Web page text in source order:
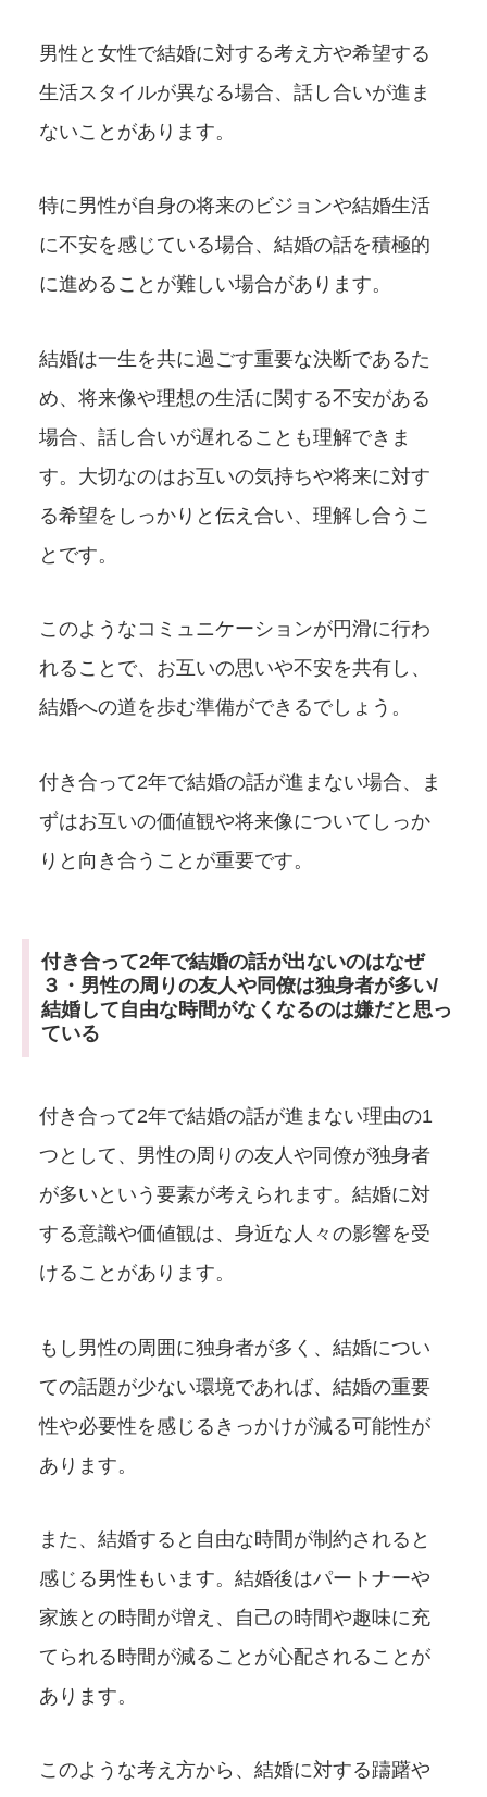
男性と女性で結婚に対する考え方や希望する
生活スタイルが異なる場合、話し合いが進ま
ないことがあります。
特に男性が自身の将来のビジョンや結婚生活
に不安を感じている場合、結婚の話を積極的
に進めることが難しい場合があります。
結婚は一生を共に過ごす重要な決断であるた
め、将来像や理想の生活に関する不安がある
場合、話し合いが遅れることも理解できま
す。大切なのはお互いの気持ちや将来に対す
る希望をしっかりと伝え合い、理解し合うこ
とです。
このようなコミュニケーションが円滑に行わ
れることで、お互いの思いや不安を共有し、
結婚への道を歩む準備ができるでしょう。
付き合って2年で結婚の話が進まない場合、ま
ずはお互いの価値観や将来像についてしっか
りと向き合うことが重要です。
付き合って2年で結婚の話が出ないのはなぜ
３・男性の周りの友人や同僚は独身者が多い/
結婚して自由な時間がなくなるのは嫌だと思っ
ている
付き合って2年で結婚の話が進まない理由の1
つとして、男性の周りの友人や同僚が独身者
が多いという要素が考えられます。結婚に対
する意識や価値観は、身近な人々の影響を受
けることがあります。
もし男性の周囲に独身者が多く、結婚につい
ての話題が少ない環境であれば、結婚の重要
性や必要性を感じるきっかけが減る可能性が
あります。
また、結婚すると自由な時間が制約されると
感じる男性もいます。結婚後はパートナーや
家族との時間が増え、自己の時間や趣味に充
てられる時間が減ることが心配されることが
あります。
このような考え方から、結婚に対する躊躇や